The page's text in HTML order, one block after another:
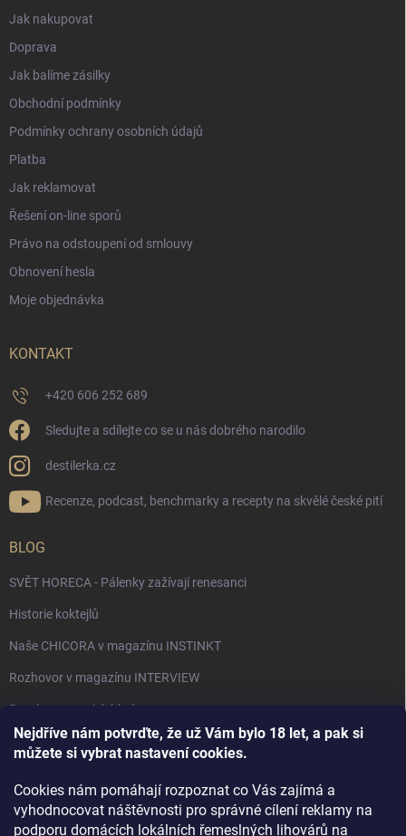
Nejdříve nám potvrďte, že už Vám bylo 18 let, a pak si
můžete si vybrat nastavení cookies.
Cookies nám pomáhají rozpoznat co Vás zajímá a
vyhodnocovat náštěvnosti pro správné cílení reklamy na
podporu domácích lokálních řemeslných lihovárů na
Jak nakupovat
Doprava
Jak balíme zásilky
Obchodní podmínky
Podmínky ochrany osobních údajů
Platba
Jak reklamovat
Řešení on-line sporů
Právo na odstoupení od smlouvy
Obnovení hesla
Moje objednávka
KONTAKT
+420 606 252 689
Sledujte a sdílejte co se u nás dobrého narodilo
destilerka.cz
Recenze, podcast, benchmarky a recepty na skvělé české pití
BLOG
SVĚT HORECA - Pálenky zažívají renesanci
Historie koktejlů
Naše CHICORA v magazínu INSTINKT
Rozhovor v magazínu INTERVIEW
Bourbon, americká krása.
Napsali v TÝDNU o naší práci
Rozhovor s DESTILERKA.CZ v magazínu DRINKING-CAT